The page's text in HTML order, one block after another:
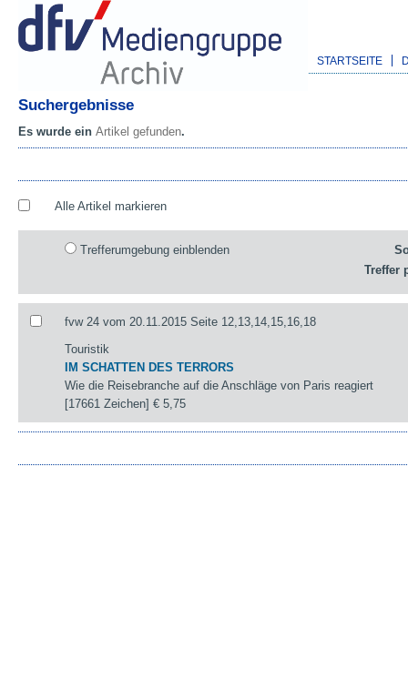
STARTSEITE
Suchergebnisse
Es wurde ein Artikel gefunden.
Alle Artikel markieren
Trefferumgebung einblenden
Treffer
fvw 24 vom 20.11.2015 Seite 12,13,14,15,16,18
Touristik
IM SCHATTEN DES TERRORS
Wie die Reisebranche auf die Anschläge von Paris reagiert
[17661 Zeichen]€ 5,75